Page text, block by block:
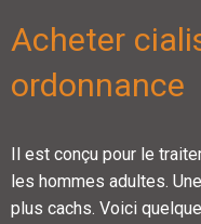
Acheter
ordonnance
Il est conçu pour le
les hommes adultes.
plus cachs. Voici